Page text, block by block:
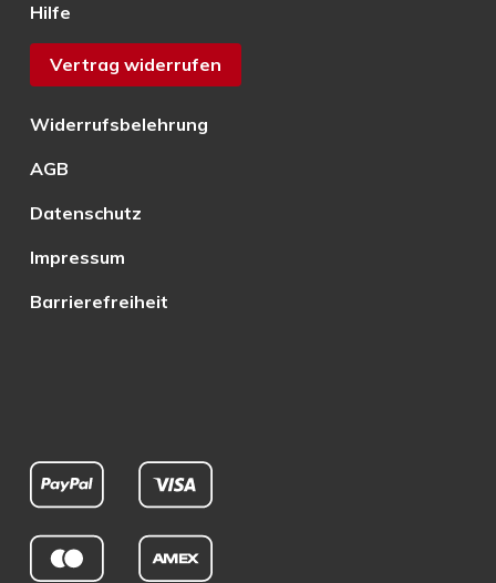
Hilfe
Vertrag widerrufen
Widerrufsbelehrung
AGB
Datenschutz
Impressum
Barrierefreiheit